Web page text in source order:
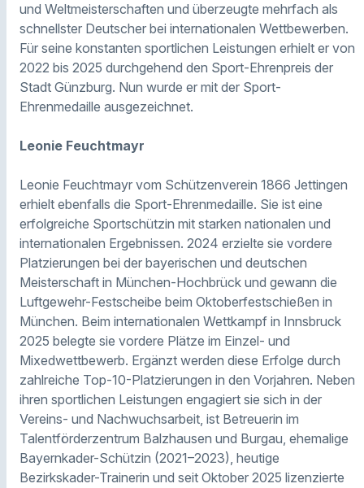
und Weltmeisterschaften und überzeugte mehrfach als
schnellster Deutscher bei internationalen Wettbewerben.
Für seine konstanten sportlichen Leistungen erhielt er von
2022 bis 2025 durchgehend den Sport-Ehrenpreis der
Stadt Günzburg. Nun wurde er mit der Sport-
Ehrenmedaille ausgezeichnet.
Leonie Feuchtmayr
Leonie Feuchtmayr vom Schützenverein 1866 Jettingen
erhielt ebenfalls die Sport-Ehrenmedaille. Sie ist eine
erfolgreiche Sportschützin mit starken nationalen und
internationalen Ergebnissen. 2024 erzielte sie vordere
Platzierungen bei der bayerischen und deutschen
Meisterschaft in München-Hochbrück und gewann die
Luftgewehr-Festscheibe beim Oktoberfestschießen in
München. Beim internationalen Wettkampf in Innsbruck
2025 belegte sie vordere Plätze im Einzel- und
Mixedwettbewerb. Ergänzt werden diese Erfolge durch
zahlreiche Top-10-Platzierungen in den Vorjahren. Neben
ihren sportlichen Leistungen engagiert sie sich in der
Vereins- und Nachwuchsarbeit, ist Betreuerin im
Talentförderzentrum Balzhausen und Burgau, ehemalige
Bayernkader-Schützin (2021–2023), heutige
Bezirkskader-Trainerin und seit Oktober 2025 lizenzierte